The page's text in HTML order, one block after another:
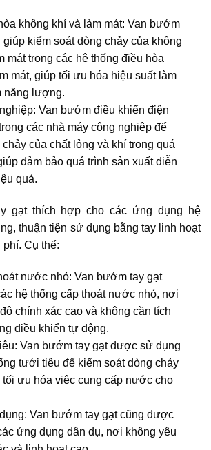
không khí và làm mát: Van bướm
kiểm soát dòng chảy của không
mát trong các hệ thống điều hòa
mát, giúp tối ưu hóa hiệu suất làm
năng lượng.
Van bướm điều khiển điện
các nhà máy công nghiệp để
chảy của chất lỏng và khí trong quá
đảm bảo quá trình sản xuất diễn
quả.
gạt thích hợp cho các ứng dụng hệ
thuận tiện sử dụng bằng tay linh hoạt
phí. Cụ thể:
nước nhỏ: Van bướm tay gạt
hệ thống cấp thoát nước nhỏ, nơi
chính xác cao và không cần tích
điều khiển tự động.
Van bướm tay gạt được sử dụng
tưới tiêu để kiểm soát dòng chảy
ưu hóa việc cung cấp nước cho
Van bướm tay gạt cũng được
ứng dụng dân dụ, nơi không yêu